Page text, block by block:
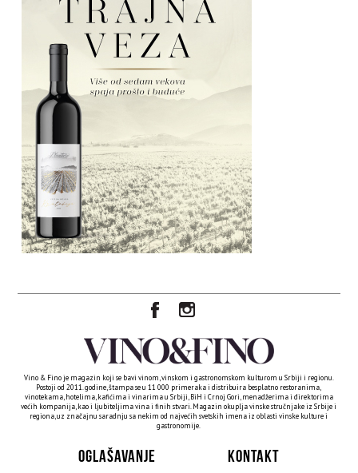
Vino & Fino je magazin koji se bavi vinom, vinskom i gastronomskom kulturom u Srbiji i regionu.
Postoji od 2011. godine, štampa se u 11 000 primeraka i distribuira besplatno restoranima,
vinotekama, hotelima, kafićima i vinarima u Srbiji, BiH i Crnoj Gori, menadžerima i direktorima
većih kompanija, kao i ljubiteljima vina i finih stvari. Magazin okuplja vinske stručnjake iz Srbije i
regiona, uz značajnu saradnju sa nekim od najvećih svetskih imena iz oblasti vinske kulture i
gastronomije.
OGLAŠAVANJE KONTAKT